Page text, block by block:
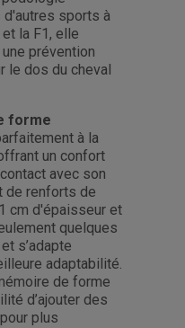
sports à
la F1, elle
prévention
le dos du cheval
forme
à la
un confort
avec son
de renforts de
cm d'épaisseur et
quelques
s’adapte
adaptabilité.
de forme
d’ajouter des
plus